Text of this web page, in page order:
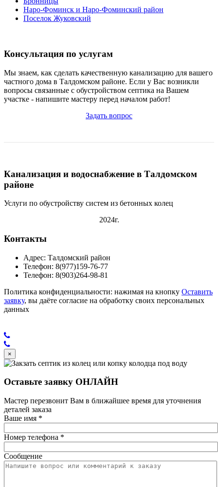
Наро-Фоминск и Наро-Фоминский район
Поселок Жуковский
Консультация по услугам
Мы знаем, как сделать качественную канализацию для вашего
частного дома в Талдомском районе. Если у Вас возникли
вопросы связанные с обустройством септика на Вашем
участке - напишите мастеру перед началом работ!
Задать вопрос
Канализация и водоснабжение в Талдомском
районе
Услуги по обустройству систем из бетонных колец
2024г.
Контакты
Адрес: Талдомский район
Телефон: 8(977)159-76-77
Телефон: 8(903)264-98-81
Политика конфиденциальности: нажимая на кнопку Оставить
заявку, вы даёте согласие на обработку своих персональных
данных
×
Оставьте заявку ОНЛАЙН
Мастер перезвонит Вам в ближайшее время для уточнения
деталей заказа
Ваше имя *
Номер телефона *
Сообщение